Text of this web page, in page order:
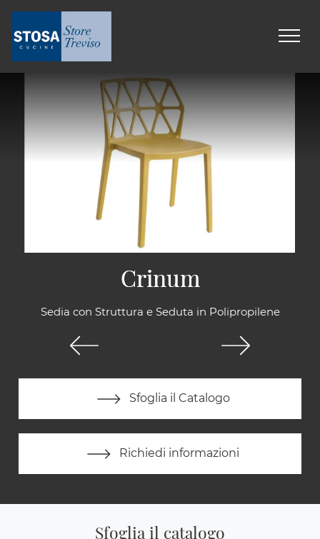
Sedia con Struttura e Seduta in Polipropilene
Sfoglia il Catalogo
Richiedi informazioni
Crinum
Crinum
Sfoglia il catalogo